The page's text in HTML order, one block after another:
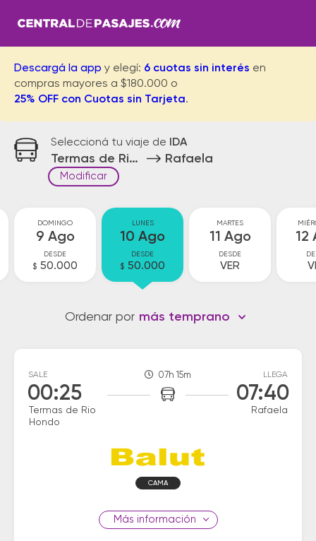
Descargá la app y elegí: 6 cuotas sin interés en
compras mayores a $180.000 o
25% OFF con Cuotas sin Tarjeta.
Seleccioná tu viaje de IDA
Termas de Rio Hondo Rafaela
Modificar
DOMINGO
9 Ago
DESDE
$ 50.000
LUNES
10 Ago
DESDE
$ 50.000
MARTES
11 Ago
DESDE
VER
12
Ordenar por más temprano
SALE
00:25
Termas de Rio
Hondo
07h 15m LLEGA
07:40
Rafaela
CAMA
información